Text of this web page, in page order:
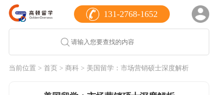
131-2768-1652
当前位置 > 首页 > 商科> 美国留学：市场营销硕士深度解析